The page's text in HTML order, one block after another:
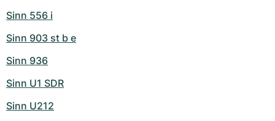
Sinn 556 i
Sinn 903 st b e
Sinn 936
Sinn U1 SDR
Sinn U212